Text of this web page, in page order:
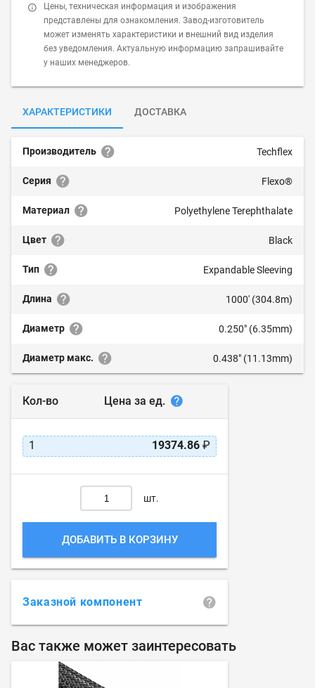
Цены, техническая информация и изображения
представлены для ознакомления. Завод-изготовитель
может изменять характеристики и внешний вид изделия
без уведомления. Актуальную информацию запрашивайте
у наших менеджеров.
ХАРАКТЕРИСТИКИ ДОСТАВКА
Производитель Techflex
Серия Flexo®
Материал Polyethylene Terephthalate
Цвет Black
Тип Expandable Sleeving
Длина 1000' (304.8m)
Диаметр 0.250" (6.35mm)
Диаметр макс. 0.438" (11.13mm)
Кол-во Цена за ед.
1 19374.86 ₽
шт.
ДОБАВИТЬ В КОРЗИНУ
Заказной компонент
Вас также может заинтересовать